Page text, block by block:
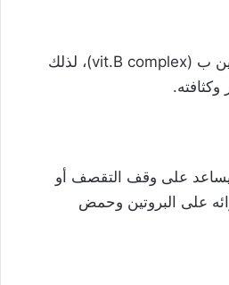
يحتوي على الحديد وفيتامين ب (vit.B complex)، لذلك
على وقف التقصف أو
على البروتين وحمض